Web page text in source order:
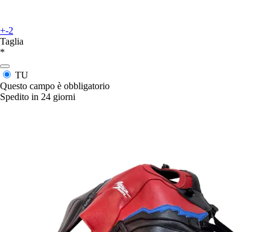
+-2
Taglia
*
TU
Questo campo è obbligatorio
Spedito in 24 giorni